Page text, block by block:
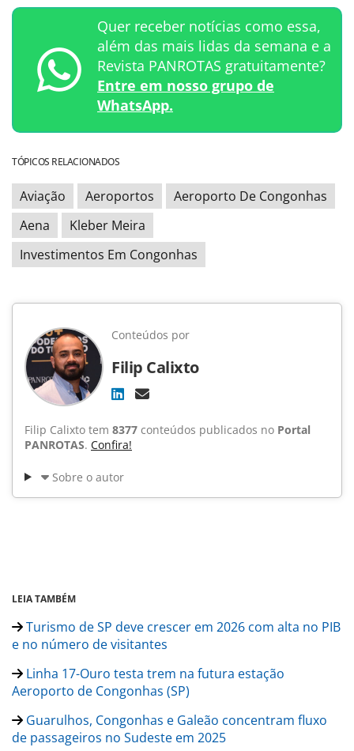
Quer receber notícias como essa,
além das mais lidas da semana e a
Revista PANROTAS gratuitamente?
Entre em nosso grupo de
WhatsApp.
TÓPICOS RELACIONADOS
Aviação Aeroportos
Aeroporto De Congonhas
Aena
Kleber Meira
Investimentos Em Congonhas
Conteúdos por
Filip Calixto
Filip Calixto tem 8377 conteúdos publicados no Portal
PANROTAS. Confira!
Sobre o autor
LEIA TAMBÉM
Turismo de SP deve crescer em 2026 com alta no PIB
e no número de visitantes
Linha 17-Ouro testa trem na futura estação
Aeroporto de Congonhas (SP)
Guarulhos, Congonhas e Galeão concentram fluxo
de passageiros no Sudeste em 2025